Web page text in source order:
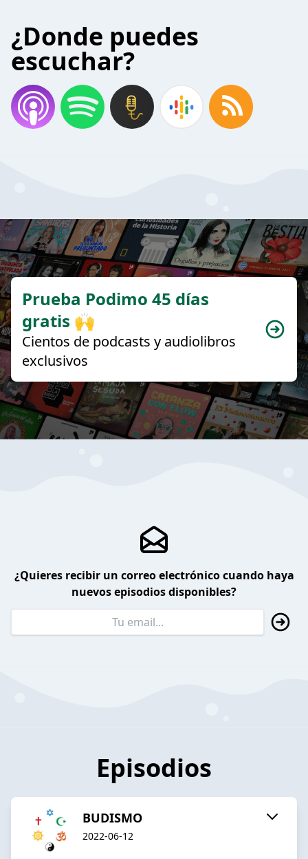
¿Donde puedes
escuchar?
Prueba Podimo 45 días
gratis 🙌
Cientos de podcasts y audiolibros
exclusivos
¿Quieres recibir un correo electrónico cuando haya
nuevos episodios disponibles?
Episodios
BUDISMO
2022-06-12